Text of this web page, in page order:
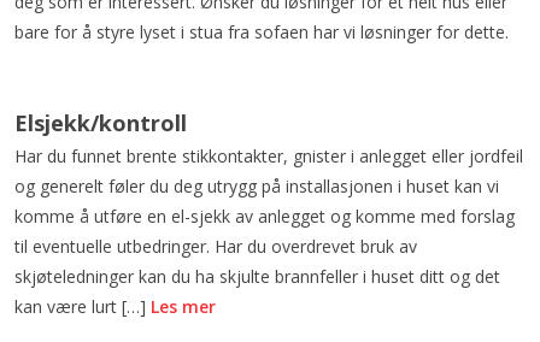
bare for å styre lyset i stua fra sofaen har vi løsninger for dette.
Elsjekk/kontroll
Har du funnet brente stikkontakter, gnister i anlegget eller jordfeil
og generelt føler du deg utrygg på installasjonen i huset kan vi
komme å utføre en el-sjekk av anlegget og komme med forslag
til eventuelle utbedringer. Har du overdrevet bruk av
skjøteledninger kan du ha skjulte brannfeller i huset ditt og det
kan være lurt […] Les mer